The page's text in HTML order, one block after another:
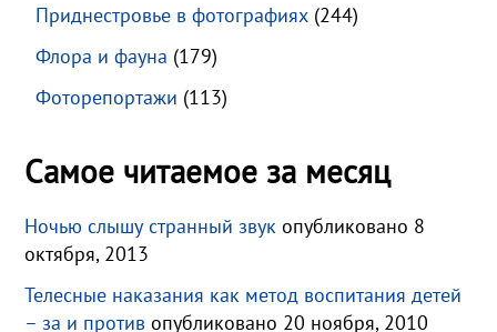
Приднестровье в фотографиях (244)
Флора и фауна (179)
Фоторепортажи (113)
Самое читаемое за месяц
Ночью слышу странный звук опубликовано 8
октября, 2013
Телесные наказания как метод воспитания детей
– за и против опубликовано 20 ноября, 2010